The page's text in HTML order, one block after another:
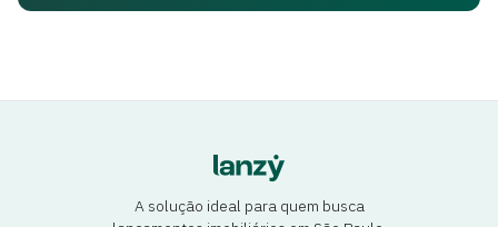
A solução ideal para quem busca